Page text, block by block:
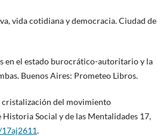
vida cotidiana y democracia. Ciudad de
en el estado burocrático-autoritario y la
Buenos Aires: Prometeo Libros.
cristalización del movimiento
Social y de las Mentalidades 17,
.